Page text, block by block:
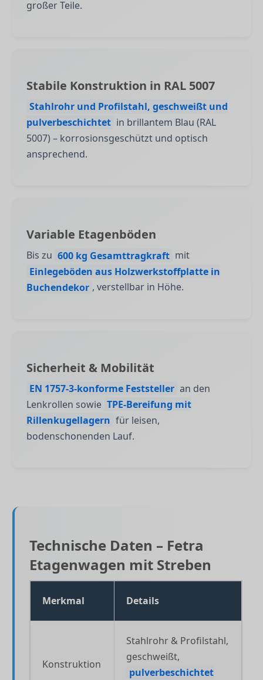
großer Teile.
Stabile Konstruktion in RAL 5007
Stahlrohr und Profilstahl, geschweißt und
pulverbeschichtet in brillantem Blau (RAL
5007) – korrosionsgeschützt und optisch
ansprechend.
Variable Etagenböden
Bis zu 600 kg Gesamttragkraft mit
Einlegeböden aus Holzwerkstoffplatte in
Buchendekor , verstellbar in Höhe.
Sicherheit & Mobilität
EN 1757-3-konforme Feststeller an den
Lenkrollen sowie TPE-Bereifung mit
Rillenkugellagern für leisen,
bodenschonenden Lauf.
Technische Daten – Fetra
Etagenwagen mit Streben
Merkmal Details
Konstruktion
Stahlrohr & Profilstahl,
geschweißt,
pulverbeschichtet